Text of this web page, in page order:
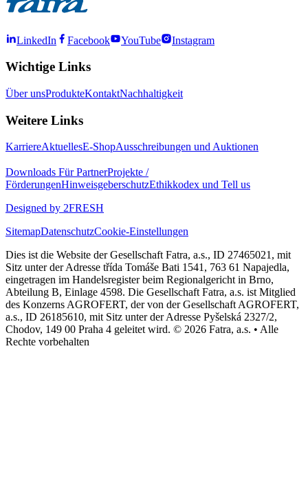
LinkedIn Facebook YouTube Instagram
Wichtige Links
Über unsProdukteKontaktNachhaltigkeit
Weitere Links
KarriereAktuellesE-ShopAusschreibungen und Auktionen
Downloads Für PartnerProjekte /
FörderungenHinweisgeberschutzEthikkodex und Tell us
Designed by 2FRESH
SitemapDatenschutzCookie-Einstellungen
Dies ist die Website der Gesellschaft Fatra, a.s., ID 27465021, mit
Sitz unter der Adresse třída Tomáše Bati 1541, 763 61 Napajedla,
eingetragen im Handelsregister beim Regionalgericht in Brno,
Abteilung B, Einlage 4598. Die Gesellschaft Fatra, a.s. ist Mitglied
des Konzerns AGROFERT, der von der Gesellschaft AGROFERT,
a.s., ID 26185610, mit Sitz unter der Adresse Pyšelská 2327/2,
Chodov, 149 00 Praha 4 geleitet wird. © 2026 Fatra, a.s. • Alle
Rechte vorbehalten